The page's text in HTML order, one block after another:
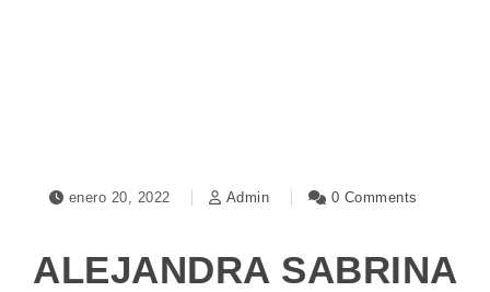
enero 20, 2022 Admin 0 Comments
ALEJANDRA SABRINA